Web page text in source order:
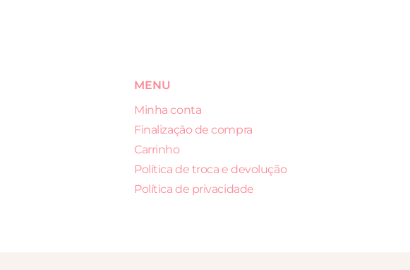
MENU
Minha conta
Finalização de compra
Carrinho
Política de troca e devolução
Política de privacidade